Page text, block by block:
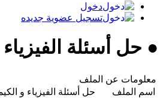
دخول
تسجيل عضوية جديده
● حل أسئلة
معلومات عن الملف
اسم الملف
حل أسئلة الفيزياء و